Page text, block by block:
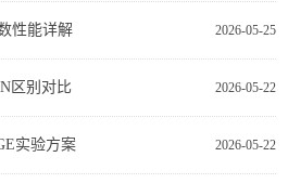
2026-05-25
性能详解
2026-05-22
区别对比
2026-05-22
实验方案